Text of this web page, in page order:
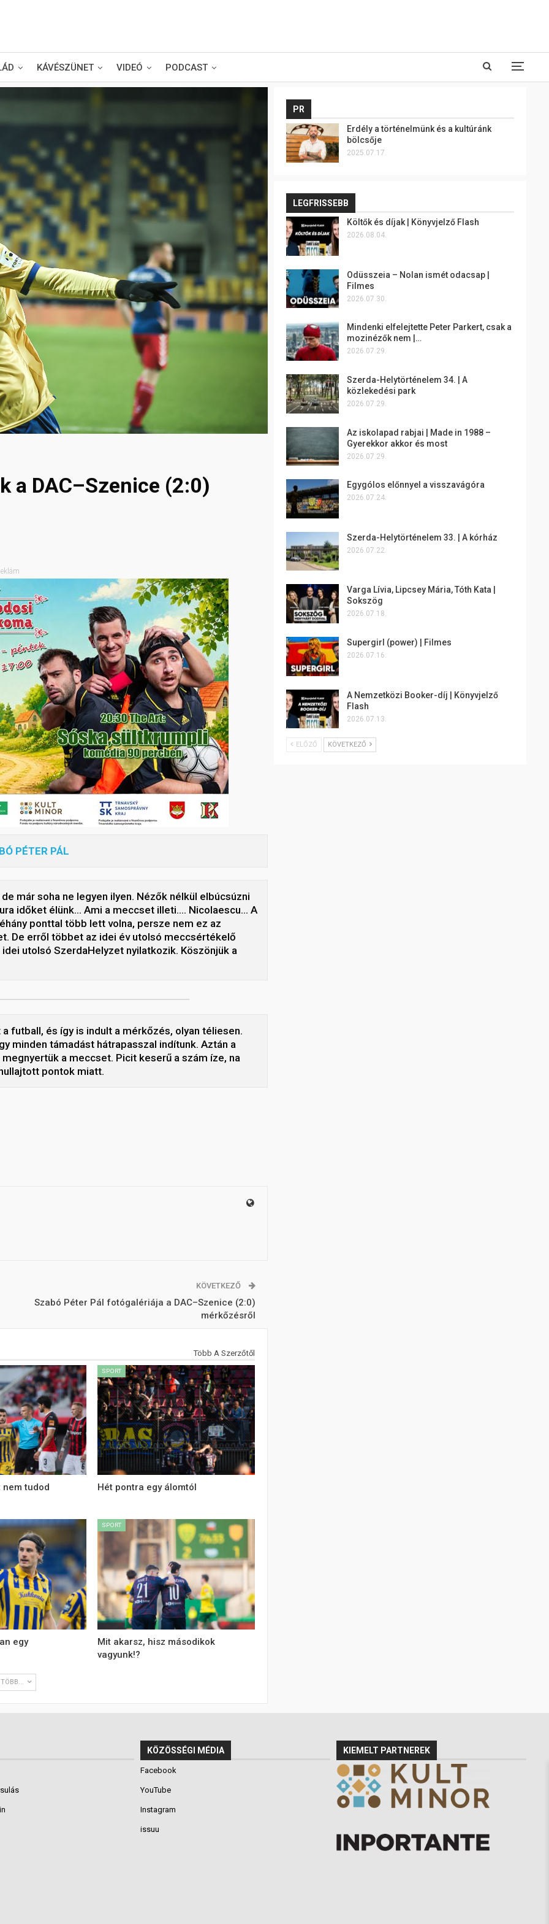
KÁVÉSZÜNET VIDEÓ PODCAST
a DAC–Szenice (2:0)
PÉTER PÁL
már soha ne legyen ilyen. Nézők nélkül elbúcsúzni
időket élünk… Ami a meccset illeti…. Nicolaescu… A
ponttal több lett volna, persze nem ez az
De erről többet az idei év utolsó meccsértékelő
utolsó SzerdaHelyzet nyilatkozik. Köszönjük a
futball, és így is indult a mérkőzés, olyan téliesen.
minden támadást hátrapasszal indítunk. Aztán a
a meccset. Picit keserű a szám íze, na
pontok miatt.
KÖVETKEZŐ
Szabó Péter Pál fotógalériája a DAC–Szenice (2:0)
mérkőzésről
Több A Szerzőtől
tudod
SPORT
Hét pontra egy álomtól
egy
SPORT
Mit akarsz, hisz másodikok
vagyunk!?
PR
Erdély a történelmünk és a kultúránk
bölcsője
2025.07.17.
LEGFRISSEBB
Költők és díjak | Könyvjelző Flash
2026.08.04.
Odüsszeia – Nolan ismét odacsap |
Filmes
2026.07.30.
Mindenki elfelejtette Peter Parkert, csak a
mozinézők nem |…
2026.07.29.
Szerda-Helytörténelem 34. | A
közlekedési park
2026.07.29.
Az iskolapad rabjai | Made in 1988 –
Gyerekkor akkor és most
2026.07.29.
Egygólos előnnyel a visszavágóra
2026.07.24.
Szerda-Helytörténelem 33. | A kórház
2026.07.22.
Varga Lívia, Lipcsey Mária, Tóth Kata |
Sokszög
2026.07.18.
Supergirl (power) | Filmes
2026.07.16.
A Nemzetközi Booker-díj | Könyvjelző
Flash
2026.07.13.
ELŐZŐ KÖVETKEZŐ
KÖZÖSSÉGI MÉDIA
Facebook
YouTube
Instagram
issuu
KIEMELT PARTNEREK